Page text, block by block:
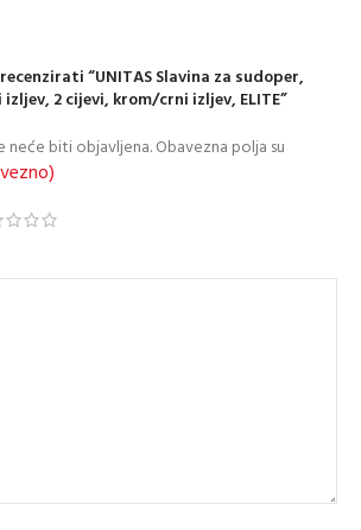
“UNITAS Slavina za sudoper,
2 cijevi, krom/crni izljev, ELITE”
neće biti objavljena.Obavezna polja su